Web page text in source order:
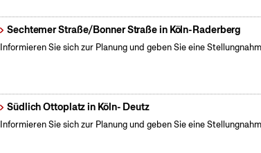
Sechtemer Straße/Bonner Straße in Köln-Raderberg
Informieren Sie sich zur Planung und geben Sie eine
Südlich Ottoplatz in Köln- Deutz
Informieren Sie sich zur Planung und geben Sie eine